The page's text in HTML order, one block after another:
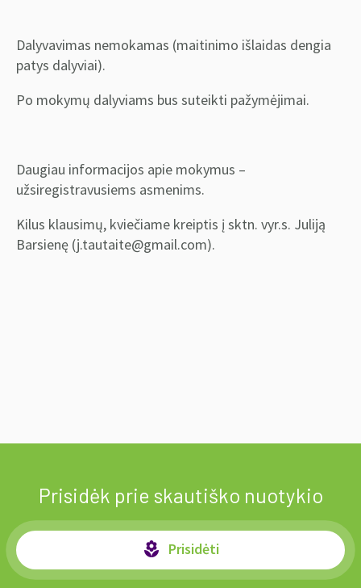
Dalyvavimas nemokamas (maitinimo išlaidas dengia
patys dalyviai).
Po mokymų dalyviams bus suteikti pažymėjimai.
Daugiau informacijos apie mokymus –
užsiregistravusiems asmenims.
Kilus klausimų, kviečiame kreiptis į sktn. vyr.s. Juliją
Barsienę (j.tautaite@gmail.com).
Prisidėk prie skautiško nuotykio
local_florist Prisidėti